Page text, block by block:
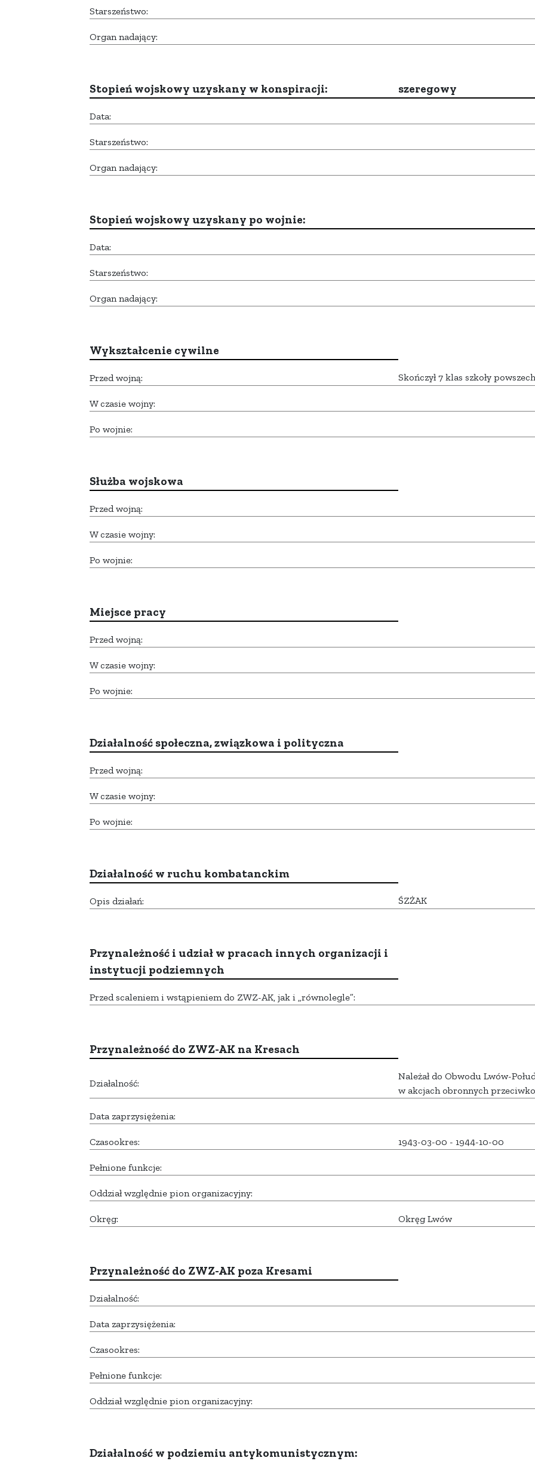
Starszeństwo:
Organ nadający:
Stopień wojskowy uzyskany w konspiracji: szeregowy
Data:
Starszeństwo:
Organ nadający:
Stopień wojskowy uzyskany po wojnie:
Data:
Starszeństwo:
Organ nadający:
Wykształcenie cywilne
Przed wojną: Skończył 7 klas szkoły
W czasie wojny:
Po wojnie:
Służba wojskowa
Przed wojną:
W czasie wojny:
Po wojnie:
Miejsce pracy
Przed wojną:
W czasie wojny:
Po wojnie:
Działalność społeczna, związkowa i polityczna
Przed wojną:
W czasie wojny:
Po wojnie:
Działalność w ruchu kombatanckim
Opis działań: ŚZŻAK
Przynależność i udział w pracach innych organizacji i
instytucji podziemnych
Przed scaleniem i wstąpieniem do ZWZ-AK, jak i „równolegle”:
Przynależność do ZWZ-AK na Kresach
Działalność:
Należał do Obwodu Lwów-
w akcjach obronnych
Data zaprzysiężenia:
Czasookres: 1943-03-00 - 1944-10-00
Pełnione funkcje:
Oddział względnie pion organizacyjny:
Okręg: Okręg Lwów
Przynależność do ZWZ-AK poza Kresami
Działalność:
Data zaprzysiężenia:
Czasookres:
Pełnione funkcje:
Oddział względnie pion organizacyjny:
Działalność w podziemiu antykomunistycznym: